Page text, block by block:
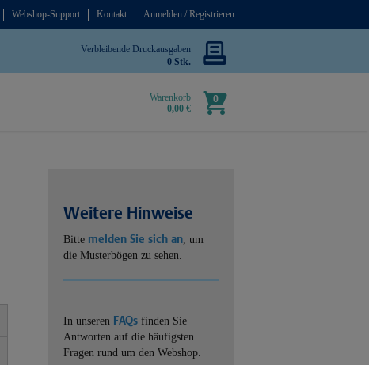
Webshop-Support Kontakt Anmelden / Registrieren
Verbleibende Druckausgaben
0 Stk.
Warenkorb
0,00 €
0
Weitere Hinweise
Bitte melden Sie sich an, um
die Musterbögen zu sehen.
In unseren FAQs finden Sie
Antworten auf die häufigsten
Fragen rund um den Webshop.